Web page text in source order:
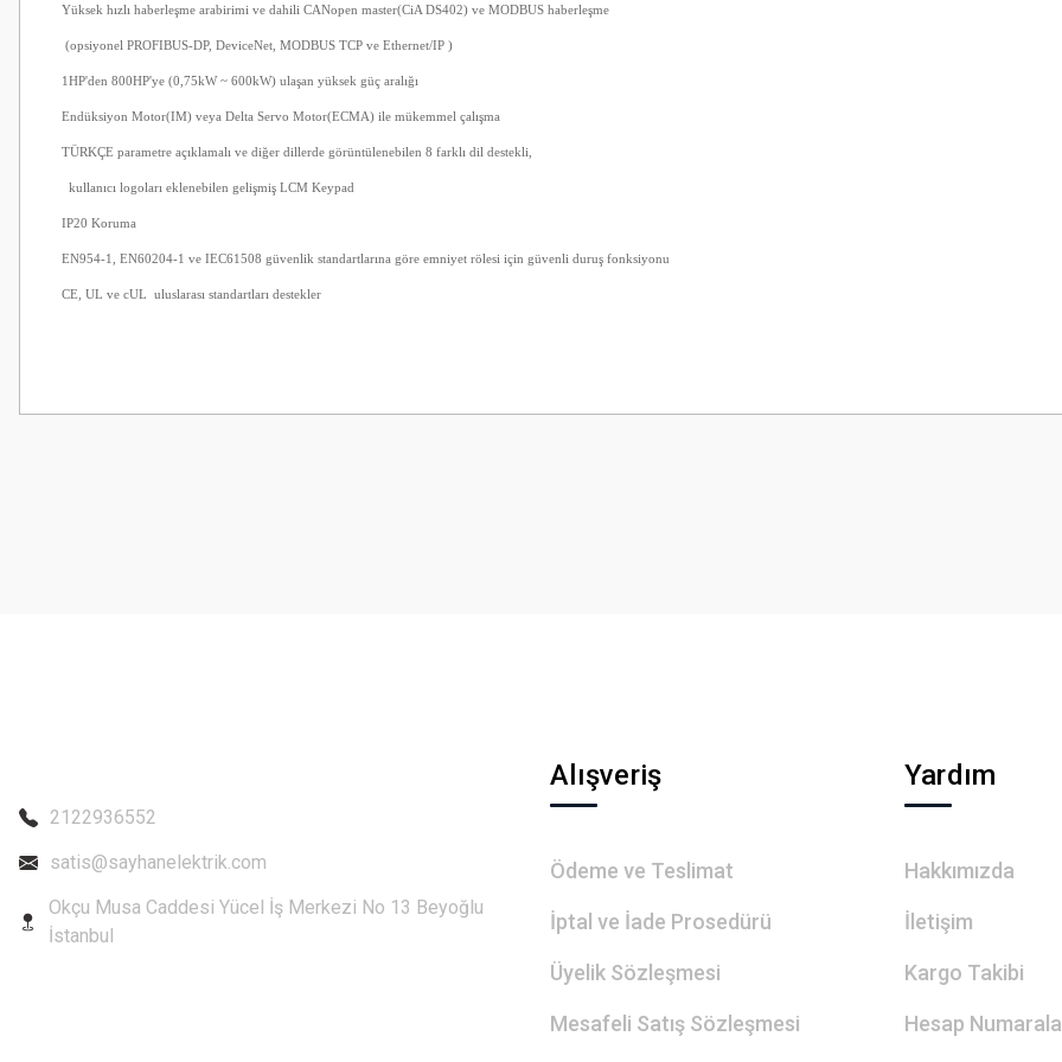
Yüksek hızlı haberleşme arabirimi ve dahili CANopen master(CiA DS402) ve MODBUS haberleşme
(opsiyonel PROFIBUS-DP, DeviceNet, MODBUS TCP ve Ethernet/IP )
1HP'den 800HP'ye (0,75kW ~ 600kW) ulaşan yüksek güç aralığı
Endüksiyon Motor(IM) veya Delta Servo Motor(ECMA) ile mükemmel çalışma
TÜRKÇE parametre açıklamalı ve diğer dillerde görüntülenebilen 8 farklı dil destekli,
kullanıcı logoları eklenebilen gelişmiş LCM Keypad
IP20 Koruma
EN954-1, EN60204-1 ve IEC61508 güvenlik standartlarına göre emniyet rölesi için güvenli duruş fonksiyonu
CE, UL ve cUL uluslarası standartları destekler
Görüş ve önerileriniz için teşekkür ederiz.
2122936552
satis@sayhanelektrik.com
Okçu Musa Caddesi Yücel İş Merkezi No 13 Beyoğlu
İstanbul
Alışveriş
Ödeme ve Teslimat
İptal ve İade Prosedürü
Üyelik Sözleşmesi
Mesafeli Satış Sözleşmesi
Yardım
Hakkımızda
İletişim
Kargo Takibi
Hesap